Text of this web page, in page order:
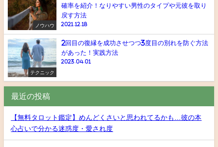
ノウハウ
確率を紹介！なりやすい男性のタイプや元彼を取り
戻す方法
2021.12.18
テクニック
2回目の復縁を成功させつつ3度目の別れを防ぐ方法
があった！実践方法
2023.04.01
最近の投稿
【無料タロット鑑定】めんどくさいと思われてるかも…彼の本
心占いで分かる迷惑度・愛され度